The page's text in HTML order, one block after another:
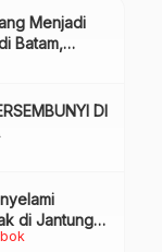
Menjadi
Batam,
DI
di Jantung